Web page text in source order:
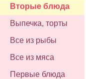
Вторые блюда
Выпечка, торты
Все из рыбы
Все из мяса
Первые блюда